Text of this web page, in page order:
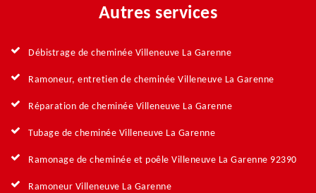
Autres services
Débistrage de cheminée Villeneuve La Garenne
Ramoneur, entretien de cheminée Villeneuve La Garenne
Réparation de cheminée Villeneuve La Garenne
Tubage de cheminée Villeneuve La Garenne
Ramonage de cheminée et poêle Villeneuve La Garenne 92390
Ramoneur Villeneuve La Garenne